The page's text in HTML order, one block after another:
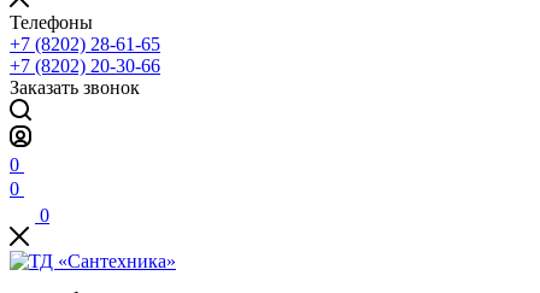
Телефоны
+7 (8202) 28‑61-65
+7 (8202) 20‑30-66
Заказать звонок
0
0
0